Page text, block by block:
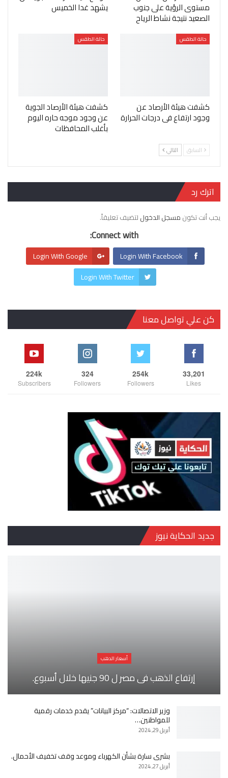
مستوى الرؤية على جنوب
الصعيد نتيجة نشاط الرياح
يشهد غدا الخميس
حالة الطقس
كشفت هيئة الأرصاد عن
وجود ارتفاع فى درجات الحرارة
حالة الطقس
كشفت هيئة الأرصاد الجوية
عن وجود موجه حاره اليوم
بأغلب المحافظات
السابق التالي
اترك رد
يجب أنت تكون مسجل الدخول لتضيف تعليقاً.
Connect with:
Login With Facebook
Login With Google
Login With Twitter
كن علي تواصل معنا
33,201
Likes
254k
Followers
324
Followers
224k
Subscribers
جديد الحكاية نيوز
أسعار الدهب
إرتفاع الذهب فى مصر ل 90 جنيها خلال أسبوع.
وزير الاتصالات: “مركز البيانات” يقدم خدمات رقمية
للمواطنين…
أبريل 29, 2024
بشرى سارة بشأن الكهرباء وموعد وقف تخفيف الأحمال.
أبريل 27, 2024